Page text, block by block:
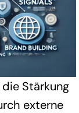
Stärkung
externe